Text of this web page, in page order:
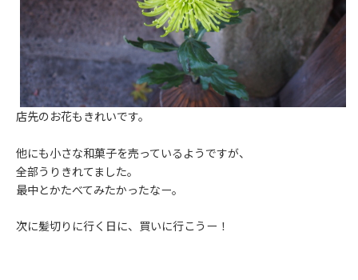
店先のお花もきれいです。
他にも小さな和菓子を売っているようですが、
全部うりきれてました。
最中とかたべてみたかったなー。
次に髪切りに行く日に、買いに行こうー！